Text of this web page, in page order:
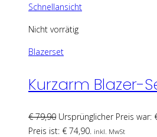
Schnellansicht
Nicht vorrätig
Blazerset
Kurzarm Blazer-
€79,90 Ursprünglicher Preis war:
Preis ist: € 74,90. inkl. MwSt